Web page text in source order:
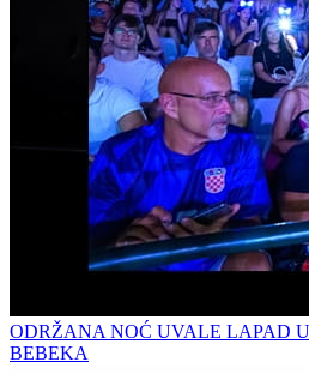
ODRŽANA NOĆ UVALE LAPAD
BEBEKA